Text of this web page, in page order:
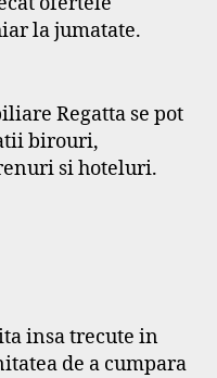
la jumatate.
Regatta se pot
birouri,
si hoteluri.
insa trecute in
de a cumpara